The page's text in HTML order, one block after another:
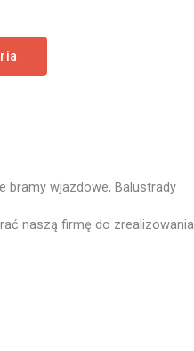
bramy wjazdowe, Balustrady
naszą firmę do zrealizowania